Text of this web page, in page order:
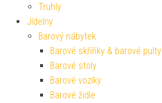
Truhly
Jídelny
Barový nábytek
Barové skříňky & barové pulty
Barové stoly
Barové vozíky
Barové židle